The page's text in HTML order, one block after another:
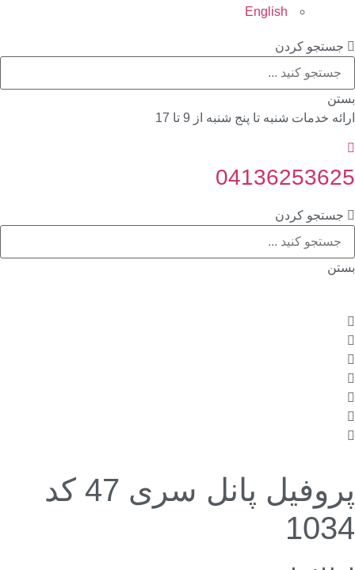
English
جستجو کردن
بستن
ارائه خدمات شنبه تا پنج شنبه از 9 تا 17
04136253625
جستجو کردن
بستن
پروفیل پانل سری 47 کد
1034